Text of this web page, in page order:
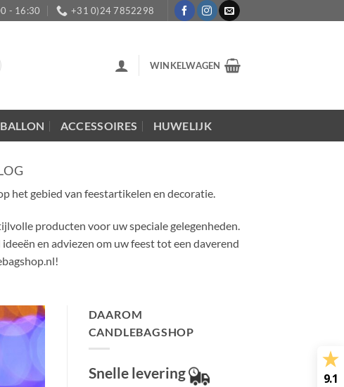
- 16:30 +31 0)24 7852298
WINKELWAGEN
ACCESSOIRES HUWELIJK
het gebied van feestartikelen en decoratie.
producten voor uw speciale gelegenheden.
en adviezen om uw feest tot een daverend
DAAROM
CANDLEBAGSHOP
Snelle levering 9.1